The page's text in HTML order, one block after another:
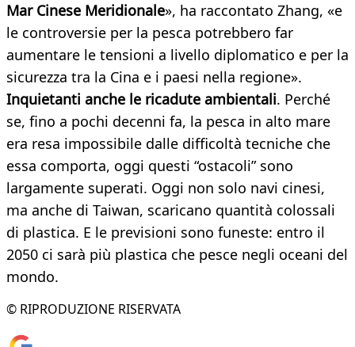
Mar Cinese Meridionale», ha raccontato Zhang, «e
le controversie per la pesca potrebbero far
aumentare le tensioni a livello diplomatico e per la
sicurezza tra la Cina e i paesi nella regione».
Inquietanti anche le ricadute ambientali. Perché
se, fino a pochi decenni fa, la pesca in alto mare
era resa impossibile dalle difficoltà tecniche che
essa comporta, oggi questi “ostacoli” sono
largamente superati. Oggi non solo navi cinesi,
ma anche di Taiwan, scaricano quantità colossali
di plastica. E le previsioni sono funeste: entro il
2050 ci sarà più plastica che pesce negli oceani del
mondo.
© RIPRODUZIONE RISERVATA